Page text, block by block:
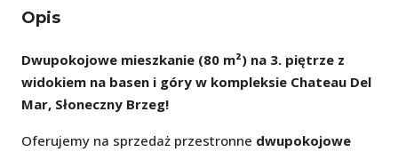
Opis
Dwupokojowe mieszkanie (80 m²) na 3. piętrze z
widokiem na basen i góry w kompleksie Chateau Del
Mar, Słoneczny Brzeg!
Oferujemy na sprzedaż przestronne dwupokojowe